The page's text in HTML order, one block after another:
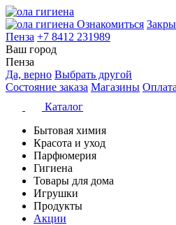
Ознакомиться
Пенза +7 8412 231989
Ваш город
Пенза
Да, верно Выбрать другой
Состояние заказа Магазины Оплата
Каталог
Бытовая химия
Красота и уход
Парфюмерия
Гигиена
Товары для дома
Игрушки
Продукты
Акции